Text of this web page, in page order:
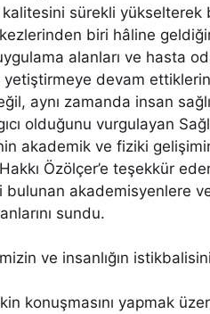
sürekli yükselterek
biri hâline
alanları ve hasta
yetiştirmeye devam
aynı zamanda insan
olduğunu vurgulayan
akademik ve fiziki
Özölçer’e teşekkür
akademisyenlere
sundu.
ve insanlığın
konuşmasını yapmak